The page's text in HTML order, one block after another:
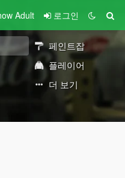
Adult 로그인
페인트잡
플레이어
더 보기